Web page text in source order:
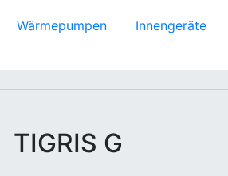
Wärmepumpen Innengeräte
TIGRIS G